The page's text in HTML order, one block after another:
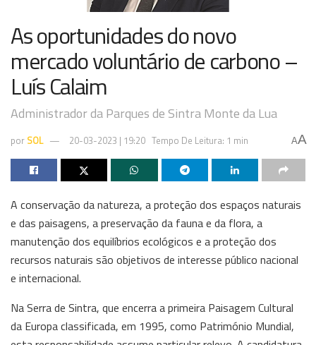
As oportunidades do novo
mercado voluntário de carbono –
Luís Calaim
Administrador da Parques de Sintra Monte da Lua
por SOL 20-03-2023 | 19:20 Tempo De Leitura: 1 min AA
A conservação da natureza, a proteção dos espaços naturais
e das paisagens, a preservação da fauna e da flora, a
manutenção dos equilíbrios ecológicos e a proteção dos
recursos naturais são objetivos de interesse público nacional
e internacional.
Na Serra de Sintra, que encerra a primeira Paisagem Cultural
da Europa classificada, em 1995, como Património Mundial,